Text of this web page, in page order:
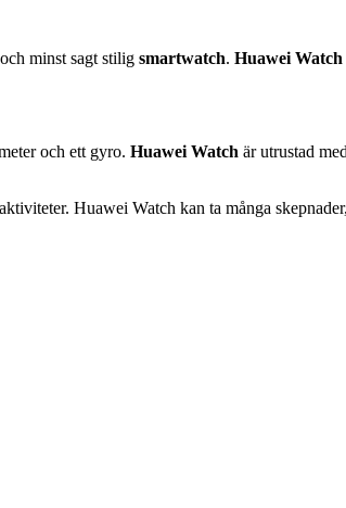
minst sagt stilig smartwatch. Huawei Watch
och ett gyro. Huawei Watch är utrustad
Huawei Watch kan ta många